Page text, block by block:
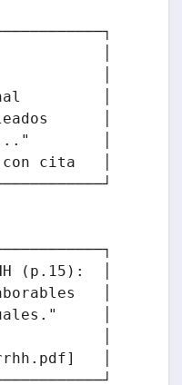
│
│
│
│
│
con cita   │
(p.15):  │
│
│
│